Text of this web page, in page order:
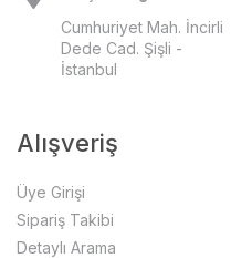
Cumhuriyet Mah. İncirli
Dede Cad. Şişli -
İstanbul
Alışveriş
Üye Girişi
Sipariş Takibi
Detaylı Arama